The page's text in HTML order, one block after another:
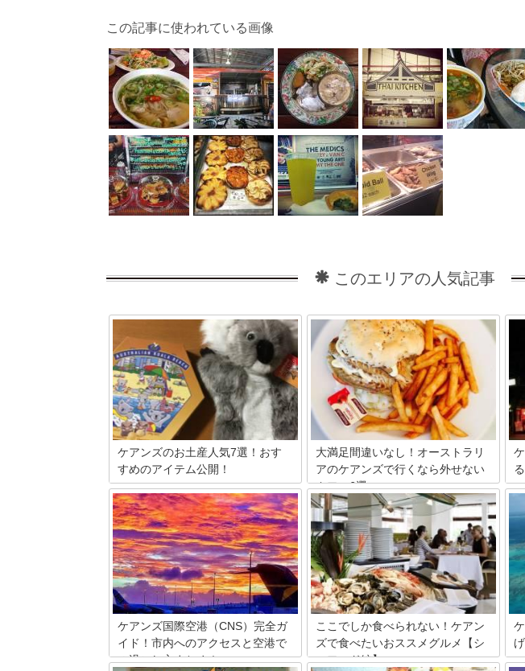
この記事に使われている画像
このエリアの人気記事
ケアンズのお土産人気7選！おす
すめのアイテム公開！
旅先でのお土産選びにいつも迷ってしま
う…という方は多いのではないでしょう
か。有名な観光地となると、種類も増え
て尚更難しくなってしまいます。そうい
った方のためにベテラン主婦が選ぶ、実
用的かつオーストラリアならではのお土
産をお伝えしましょう。 プレゼントに絶
対喜ばれますよ！
大満足間違いなし！オーストラリ
アのケアンズで行くなら外せない
カフェ6選
旅先で重要なのがカフェ選び。 ブランチ
で使ったり、ちょっとした休憩や、計画
を立てるために立ち寄ったり、様々なシ
ーンで利用できますよね。 そこで今回
は、現地の人々をはじめ、世界中から多
くの観光客が訪れるケアンズで今話題の
カフェ6選をご紹介！ 是非チェックして
みてください。
ケアンズ国際空港（CNS）完全ガ
イド！市内へのアクセスと空港で
の過ごし方まとめ！
ここでしか食べられない！ケアン
ズで食べたいおススメグルメ【シ
ーフード編】